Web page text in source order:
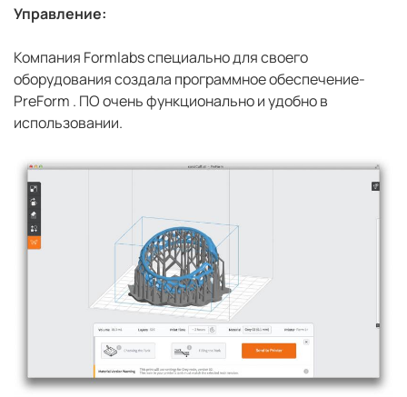
Управление:
Компания Formlabs специально для своего
оборудования создала программное обеспечение-
PreForm . ПО очень функционально и удобно в
использовании.